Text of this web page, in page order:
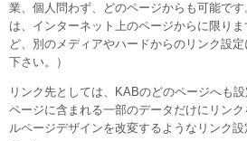
業、個人問わず、どのページからも可能で
は、インターネット上のページからに限り
ど、別のメディアやハードからのリンク設
下さい。）
リンク先としては、KABのどのページへも設
ページに含まれる一部のデータだけにリン
ルページデザインを改変するようなリンク